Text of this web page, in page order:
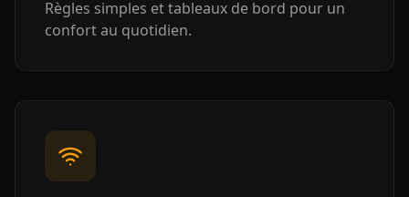
Règles simples et tableaux de bord pour un
confort au quotidien.